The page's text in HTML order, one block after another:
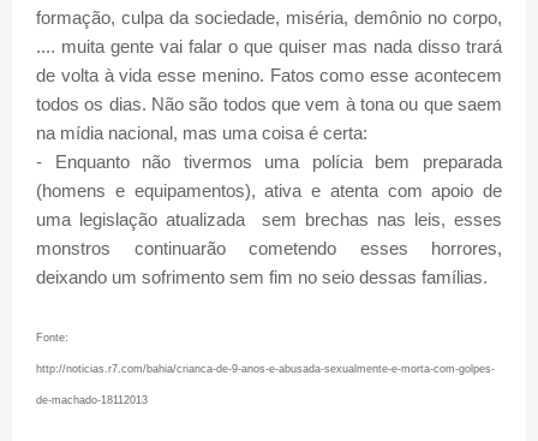
formação, culpa da sociedade, miséria, demônio no corpo,
.... muita gente vai falar o que quiser mas nada disso trará
de volta à vida esse menino. Fatos como esse acontecem
todos os dias. Não são todos que vem à tona ou que saem
na mídia nacional, mas uma coisa é certa:
- Enquanto não tivermos uma polícia bem preparada
(homens e equipamentos), ativa e atenta com apoio de
uma legislação atualizada sem brechas nas leis, esses
monstros continuarão cometendo esses horrores,
deixando um sofrimento sem fim no seio dessas famílias.
Fonte:
http://noticias.r7.com/bahia/crianca-de-9-anos-e-abusada-sexualmente-e-morta-com-golpes-
de-machado-18112013